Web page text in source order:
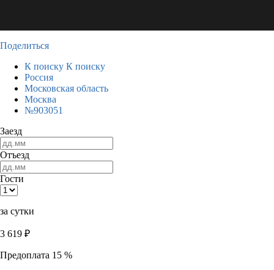
Поделиться
К поиску К поиску
Россия
Московская область
Москва
№903051
Заезд
Отъезд
Гости
за сутки
3 619 ₽
Предоплата 15 %